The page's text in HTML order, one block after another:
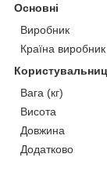
Основні
Виробник
Країна виробник
Вага (кг)
Висота
Довжина
Додатково